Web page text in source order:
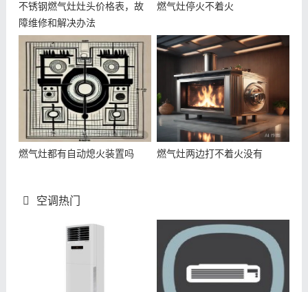
不锈钢燃气灶灶头价格表，故
障维修和解决办法
燃气灶停火不着火
燃气灶都有自动熄火装置吗 燃气灶两边打不着火没有
空调热门